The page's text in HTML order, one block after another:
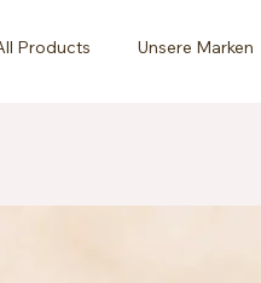
Products Unsere Marken